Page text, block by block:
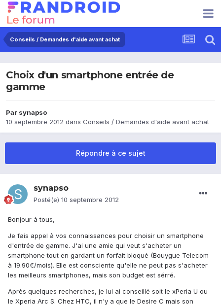
Conseils / Demandes d'aide avant achat
Choix d'un smartphone entrée de
gamme
Par synapso
10 septembre 2012 dans Conseils / Demandes d'aide avant achat
Répondre à ce sujet
synapso
Posté(e) 10 septembre 2012
Bonjour à tous,
Je fais appel à vos connaissances pour choisir un smartphone
d'entrée de gamme. J'ai une amie qui veut s'acheter un
smartphone tout en gardant un forfait bloqué (Bouygue Telecom
à 19.90€/mois). Elle est consciente qu'elle ne peut pas s'acheter
les meilleurs smartphones, mais son budget est sérré.
Après quelques recherches, je lui ai conseillé soit le xPeria U ou
le Xperia Arc S. Chez HTC, il n'y a que le Desire C mais son